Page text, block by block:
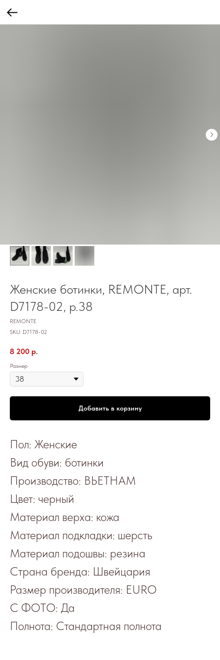
Женские ботинки, REMONTE, арт.
D7178-02, р.38
REMONTE
SKU: D7178-02
8 200 р.
Размер
Добавить в корзину
Пол: Женские
Вид обуви: ботинки
Производство: ВЬЕТНАМ
Цвет: черный
Материал верха: кожа
Материал подкладки: шерсть
Материал подошвы: резина
Страна бренда: Швейцария
Размер производителя: EURO
С ФОТО: Да
Полнота: Стандартная полнота